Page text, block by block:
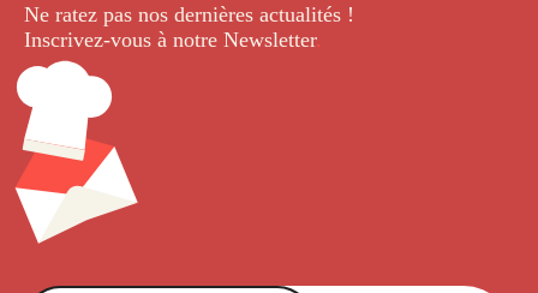
Ne ratez pas nos dernières actualités !
Inscrivez-vous à notre Newsletter.